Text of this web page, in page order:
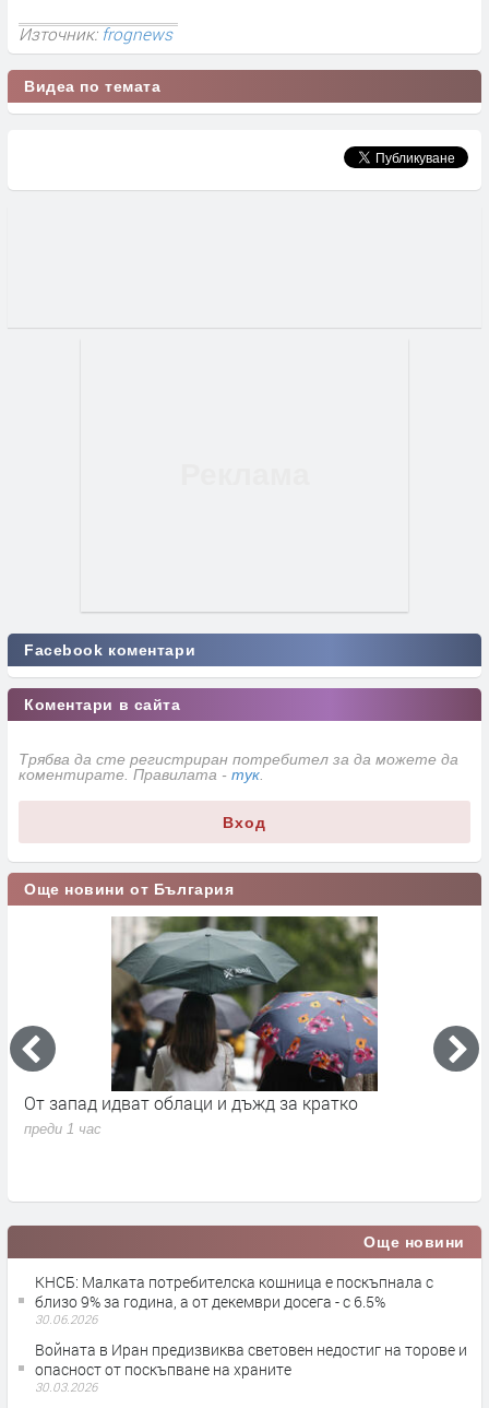
Източник:frognews
Видеа по темата
Facebook коментари
Коментари в сайта
Трябва да сте регистриран потребител за да можете да
коментирате. Правилата - тук
Вход
Още новини от България
От запад идват облаци и дъжд за кратко
преди 1 час
Още новини
КНСБ: Малката потребителска кошница е поскъпнала с
близо 9% за година, а от декември досега - с 6.5%
30.06.2026
Войната в Иран предизвиква световен недостиг на торове и
опасност от поскъпване на храните
30.03.2026